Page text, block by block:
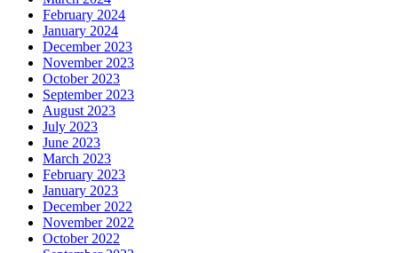
February 2024
January 2024
December 2023
November 2023
October 2023
September 2023
August 2023
July 2023
June 2023
March 2023
February 2023
January 2023
December 2022
November 2022
October 2022